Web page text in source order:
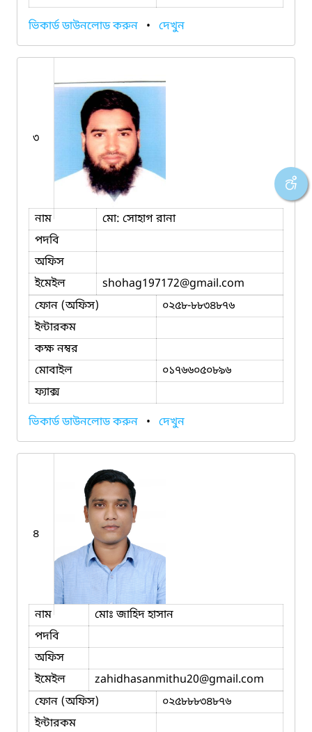
ভিকার্ড ডাউনলোড করুন • দেখুন
৩
নাম
মো: সোহাগ রানা
পদবি
অফিস
ইমেইল
shohag197172@gmail.com
ফোন (অফিস)
০২৫৮-৮৮৩৪৮৭৬
ইন্টারকম
কক্ষ নম্বর
মোবাইল
০১৭৬৬০৫০৮৯৬
ফ্যাক্স
ভিকার্ড ডাউনলোড করুন • দেখুন
৪
নাম
মোঃ জাহিদ হাসান
পদবি
অফিস
ইমেইল
zahidhasanmithu20@gmail.com
ফোন (অফিস)
০২৫৮৮৮৩৪৮৭৬
ইন্টারকম